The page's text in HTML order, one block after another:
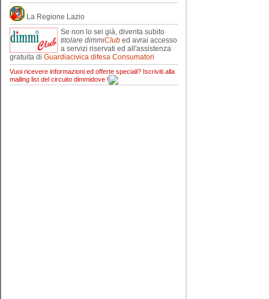
La Regione Lazio
Se non lo sei già, diventa subito
titolare dimmiClub ed avrai accesso
a servizi riservati ed all'assistenza
gratuita di Guardiacivica difesa Consumatori
Vuoi ricevere informazioni ed offerte speciali? Iscriviti alla
mailing list del circuito dimmidove !